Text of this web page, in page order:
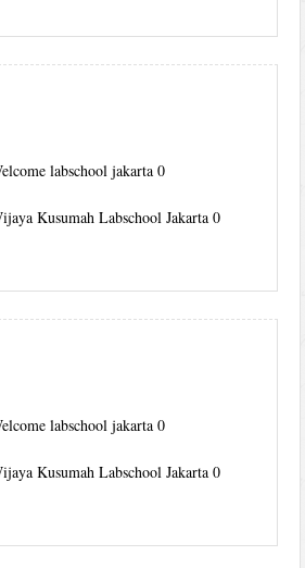
labschool jakarta 0
Kusumah Labschool Jakarta 0
labschool jakarta 0
Kusumah Labschool Jakarta 0